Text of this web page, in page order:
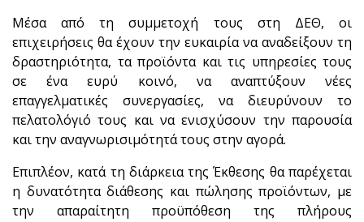
Μέσα από τη συμμετοχή τους στη ΔΕΘ, οι
επιχειρήσεις θα έχουν την ευκαιρία να αναδείξουν τη
δραστηριότητα, τα προϊόντα και τις υπηρεσίες τους
σε ένα ευρύ κοινό, να αναπτύξουν νέες
επαγγελματικές συνεργασίες, να διευρύνουν το
πελατολόγιό τους και να ενισχύσουν την παρουσία
και την αναγνωρισιμότητά τους στην αγορά.
Επιπλέον, κατά τη διάρκεια της Έκθεσης θα παρέχεται
η δυνατότητα διάθεσης και πώλησης προϊόντων, με
την απαραίτητη προϋπόθεση της πλήρους